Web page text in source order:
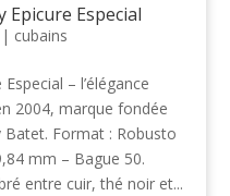
Especial
| cubains
– l’élégance
2004, marque fondée
Batet. Format : Robusto
mm – Bague 50.
entre cuir, thé noir et...